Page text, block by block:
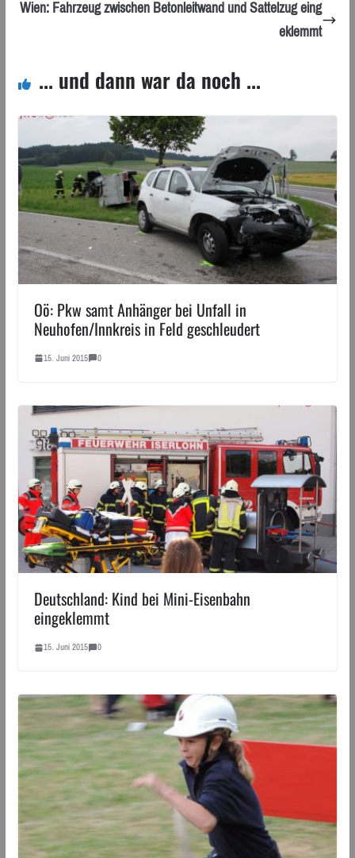
Wien: Fahrzeug zwischen Betonleitwand und Sattelzug eing
eklemmt
... und dann war da noch ...
Oö: Pkw samt Anhänger bei Unfall in
Neuhofen/Innkreis in Feld geschleudert
15. Juni 2015 0
Deutschland: Kind bei Mini-Eisenbahn
eingeklemmt
15. Juni 2015 0